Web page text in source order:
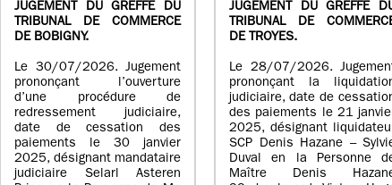
JUGEMENT DU GREFFE DU
TRIBUNAL DE COMMERCE
DE BOBIGNY.
Le 30/07/2026. Jugement
prononçant l’ouverture
d’une procédure de
redressement judiciaire,
date de cessation des
paiements le 30 janvier
2025, désignant mandataire
judiciaire Selarl Asteren
JUGEMENT DU GREFFE
TRIBUNAL DE
DE TROYES.
Le 28/07/2026.
prononçant la
judiciaire, date de
des paiements le 21
2025, désignant
SCP Denis Hazane –
Duval en la Personne
Maître Denis